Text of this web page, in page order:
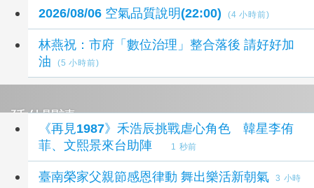
2026/08/06 空氣品質說明(22:00) (4 小時前)
林燕祝：市府「數位治理」整合落後 請好好加
油
(5 小時前)
延伸閱讀
《再見1987》禾浩辰挑戰虐心角色 韓星李侑
菲、文熙景來台助陣
1 秒前
臺南榮家父親節感恩律動 舞出樂活新朝氣
3 小時